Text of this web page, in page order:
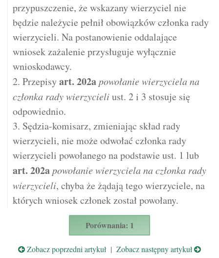
przypuszczenie, że wskazany wierzyciel nie
będzie należycie pełnił obowiązków członka rady
wierzycieli. Na postanowienie oddalające
wniosek zażalenie przysługuje wyłącznie
wnioskodawcy.
2. Przepisyart. 202a powołanie wierzyciela na
członka rady wierzycieliust. 2 i 3 stosuje się
odpowiednio.
3. Sędzia-komisarz, zmieniając skład rady
wierzycieli, nie może odwołać członka rady
wierzycieli powołanego na podstawie ust. 1 lub
art. 202a powołanie wierzyciela na członka rady
wierzycieli, chyba że żądają tego wierzyciele, na
których wniosek członek został powołany.
Porównania: 1
Zobacz poprzedni artykuł | Zobacz następny artykuł